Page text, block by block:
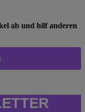
ab und hilf anderen